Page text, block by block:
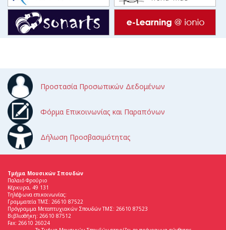
Προστασία Προσωπικών Δεδομένων
Φόρμα Επικοινωνίας και Παραπόνων
Δήλωση Προσβασιμότητας
Τμήμα Μουσικών Σπουδών
Παλαιό Φρούριο
Κέρκυρα, 49 131
Τηλέφωνα επικοινωνίας:
Γραμματεία ΤΜΣ: 26610 87522
Πρόγραμμα Μεταπτυχιακών Σπουδών ΤΜΣ: 26610 87523
Βιβλιοθήκη: 26610 87512
Fax: 26610 26024